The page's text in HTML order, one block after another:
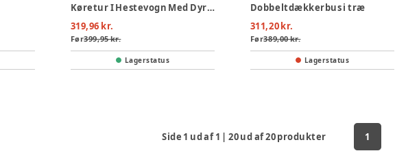
Køretur I Hestevogn Med Dyrelyde
319,96 kr.
Før399,95 kr.
Lagerstatus
Dobbeltdækkerbus i træ
311,20 kr.
Før389,00 kr.
Lagerstatus
Side 1 ud af1 |20ud af20produkter 1